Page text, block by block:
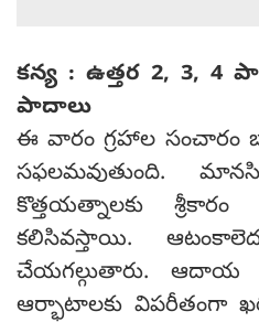
కన్య : ఉత్తర 2, 3, 4
పాదాలు
ఈ వారం గ్రహాల సంచారం
సఫలమవుతుంది.
కొత్తయత్నాలకు
కలిసివస్తాయి.
చేయగల్గుతారు. ఆదాయ
ఆర్భాటాలకు విపరీతంగా